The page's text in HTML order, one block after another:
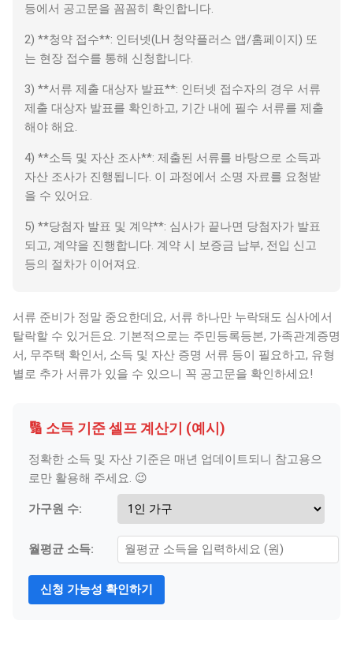
등에서 공고문을 꼼꼼히 확인합니다.
2) **청약 접수**: 인터넷(LH 청약플러스 앱/홈페이지) 또
는 현장 접수를 통해 신청합니다.
3) **서류 제출 대상자 발표**: 인터넷 접수자의 경우 서류
제출 대상자 발표를 확인하고, 기간 내에 필수 서류를 제출
해야 해요.
4) **소득 및 자산 조사**: 제출된 서류를 바탕으로 소득과
자산 조사가 진행됩니다. 이 과정에서 소명 자료를 요청받
을 수 있어요.
5) **당첨자 발표 및 계약**: 심사가 끝나면 당첨자가 발표
되고, 계약을 진행합니다. 계약 시 보증금 납부, 전입 신고
등의 절차가 이어져요.
서류 준비가 정말 중요한데요, 서류 하나만 누락돼도 심사에서
탈락할 수 있거든요. 기본적으로는 주민등록등본, 가족관계증명
서, 무주택 확인서, 소득 및 자산 증명 서류 등이 필요하고, 유형
별로 추가 서류가 있을 수 있으니 꼭 공고문을 확인하세요!
🔢 소득 기준 셀프 계산기 (예시)
정확한 소득 및 자산 기준은 매년 업데이트되니 참고용으
로만 활용해 주세요. 😉
가구원 수:
월평균 소득:
신청 가능성 확인하기